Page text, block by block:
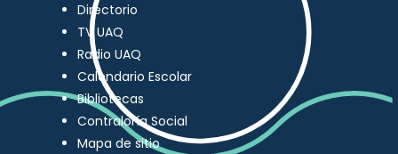
Directorio
TV UAQ
Radio UAQ
Calendario Escolar
Bibliotecas
Contraloría Social
Mapa de sitio